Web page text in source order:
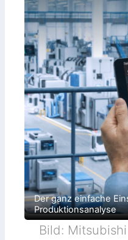
Der ganz einfache
Produktionsanalyse
Bild: